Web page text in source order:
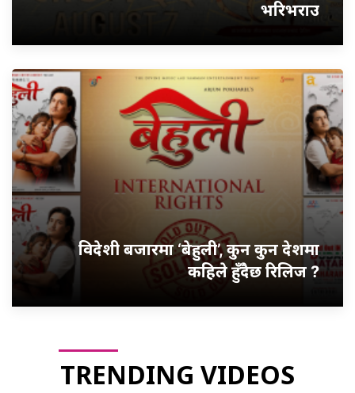
भरिभराउ
विदेशी बजारमा ‘बेहुली’, कुन कुन देशमा
कहिले हुँदैछ रिलिज ?
TRENDING VIDEOS